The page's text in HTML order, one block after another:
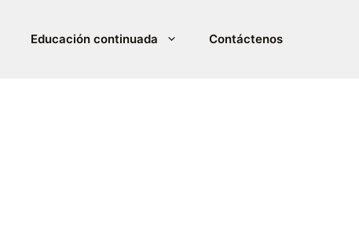
Educación continuada Contáctenos